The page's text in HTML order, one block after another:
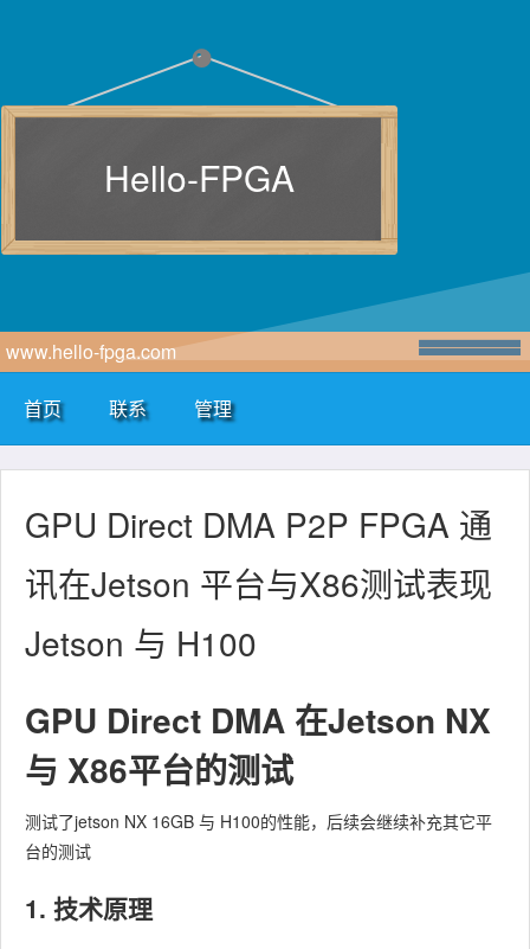
Hello-FPGA
www.hello-fpga.com
首页 联系 管理
GPU Direct DMA P2P FPGA 通
讯在Jetson 平台与X86测试表现
Jetson 与 H100
GPU Direct DMA 在Jetson NX
与 X86平台的测试
测试了jetson NX 16GB 与 H100的性能，后续会继续补充其它平
台的测试
1. 技术原理